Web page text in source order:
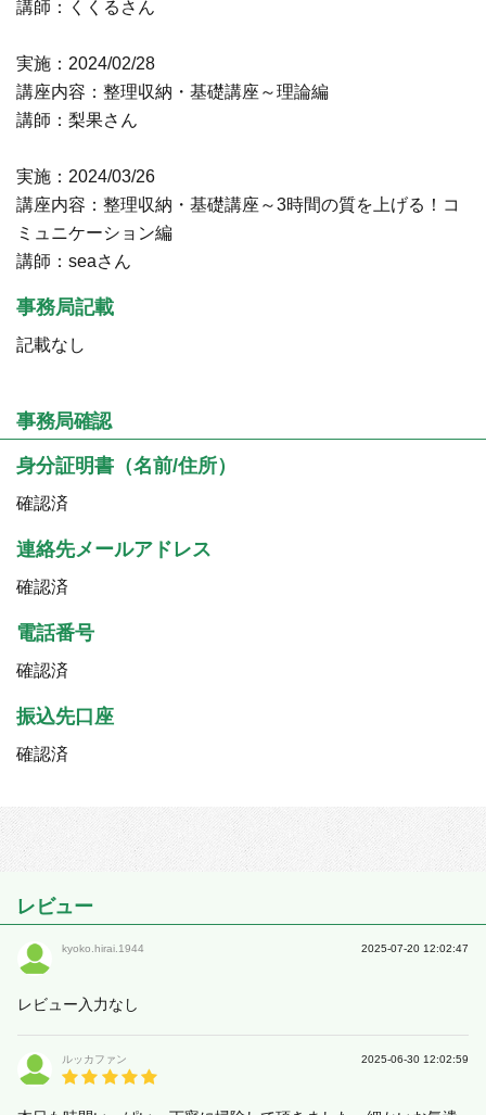
講師：くくるさん
実施：2024/02/28
講座内容：整理収納・基礎講座～理論編
講師：梨果さん
実施：2024/03/26
講座内容：整理収納・基礎講座～3時間の質を上げる！コ
ミュニケーション編
講師：seaさん
事務局記載
記載なし
事務局確認
身分証明書（名前/住所）
確認済
連絡先メールアドレス
確認済
電話番号
確認済
振込先口座
確認済
レビュー
kyoko.hirai.1944 2025-07-20 12:02:47
レビュー入力なし
ルッカファン 2025-06-30 12:02:59